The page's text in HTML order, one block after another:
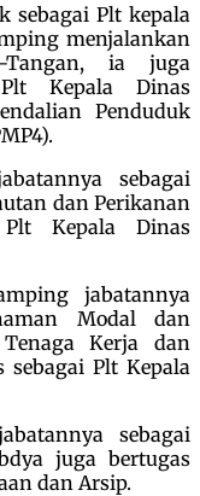
sebagai Plt kepala
menjalankan
Tangan, ia juga
Kepala Dinas
Penduduk
sebagai
dan Perikanan
Kepala Dinas
jabatannya
Modal dan
Kerja dan
Plt Kepala
sebagai
juga bertugas
dan Arsip.